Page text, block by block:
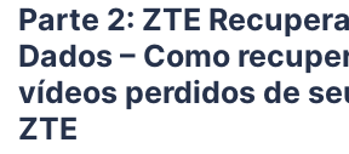
Parte 2: ZTE
Dados – Como
vídeos perdidos de
ZTE